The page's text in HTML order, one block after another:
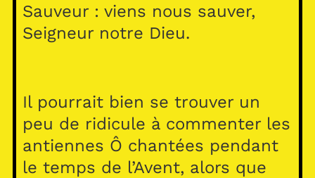
Sauveur : viens nous sauver,
Seigneur notre Dieu.
Il pourrait bien se trouver un
peu de ridicule à commenter les
antiennes Ô chantées pendant
le temps de l’Avent, alors que